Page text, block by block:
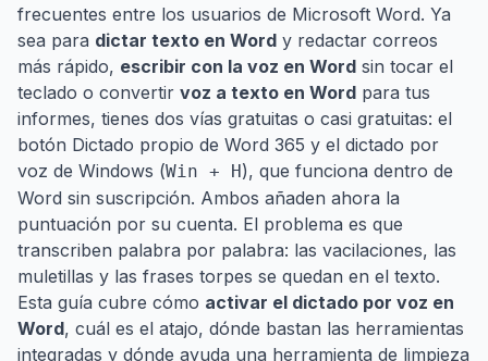
frecuentes entre los usuarios de Microsoft Word. Ya
sea para dictar texto en Word y redactar correos
más rápido, escribir con la voz en Word sin tocar el
teclado o convertir voz a texto en Word para tus
informes, tienes dos vías gratuitas o casi gratuitas: el
botón Dictado propio de Word 365 y el dictado por
voz de Windows (Win + H), que funciona dentro de
Word sin suscripción. Ambos añaden ahora la
puntuación por su cuenta. El problema es que
transcriben palabra por palabra: las vacilaciones, las
muletillas y las frases torpes se quedan en el texto.
Esta guía cubre cómo activar el dictado por voz en
Word, cuál es el atajo, dónde bastan las herramientas
integradas y dónde ayuda una herramienta de limpieza